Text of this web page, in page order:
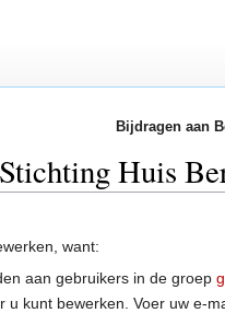
Bijdragen aan
Huis
want:
aan gebruikers in de groep
u kunt bewerken. Voer uw e-